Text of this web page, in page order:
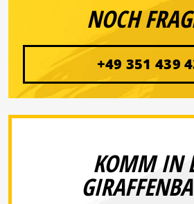
NOCH
+49 351 439
KOMM IN